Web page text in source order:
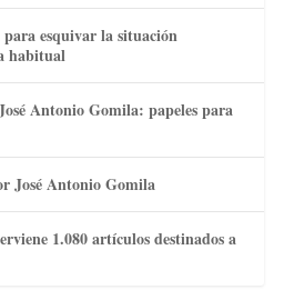
esquivar la situación
habitual
Antonio Gomila: papeles para
José Antonio Gomila
1.080 artículos destinados a